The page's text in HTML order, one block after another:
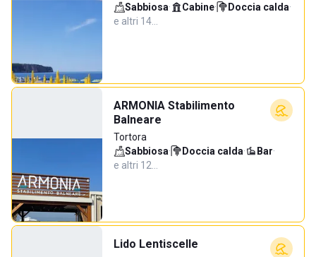
Sabbiosa· Cabine· Doccia calda·
e altri 14…
ARMONIA Stabilimento
Balneare
Tortora
Sabbiosa· Doccia calda· Bar·
e altri 12…
Lido Lentiscelle